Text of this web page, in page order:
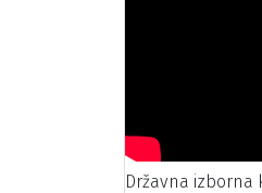
Državna izborna